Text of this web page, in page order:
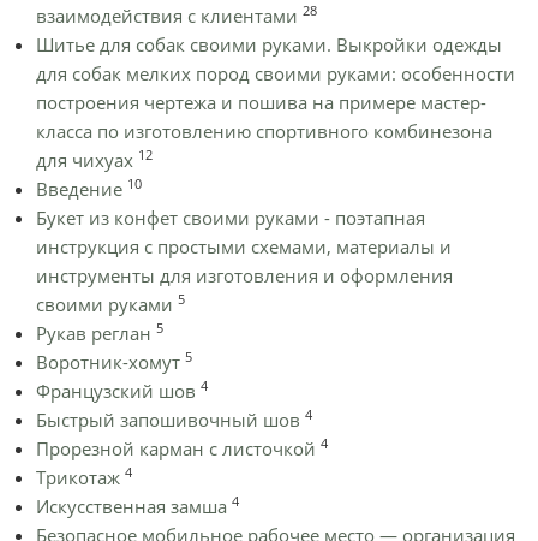
взаимодействия с клиентами 28
Шитье для собак своими руками. Выкройки одежды
для собак мелких пород своими руками: особенности
построения чертежа и пошива на примере мастер-
класса по изготовлению спортивного комбинезона
для чихуах 12
Введение 10
Букет из конфет своими руками - поэтапная
инструкция с простыми схемами, материалы и
инструменты для изготовления и оформления
своими руками 5
Рукав реглан 5
Воротник-хомут 5
Французский шов 4
Быстрый запошивочный шов 4
Прорезной карман с листочкой 4
Трикотаж 4
Искусственная замша 4
Безопасное мобильное рабочее место — организация